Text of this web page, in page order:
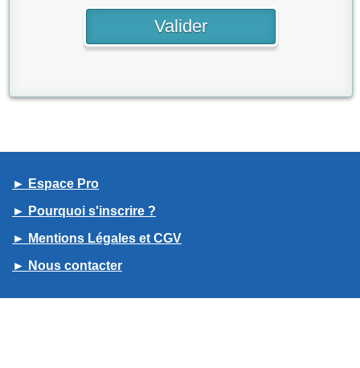
► Espace Pro
► Pourquoi s'inscrire ?
► Mentions Légales et CGV
► Nous contacter